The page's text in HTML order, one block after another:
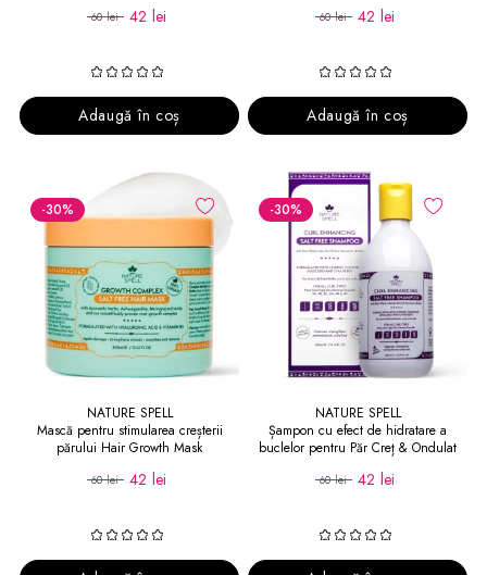
60 lei 42 lei
Adaugă în coș
60 lei 42 lei
Adaugă în coș
-30%
NATURE SPELL
Mască pentru stimularea creșterii
părului Hair Growth Mask
60 lei 42 lei
-30%
NATURE SPELL
Șampon cu efect de hidratare a
buclelor pentru Păr Creț & Ondulat
60 lei 42 lei